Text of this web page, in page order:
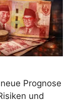
Prognose
und